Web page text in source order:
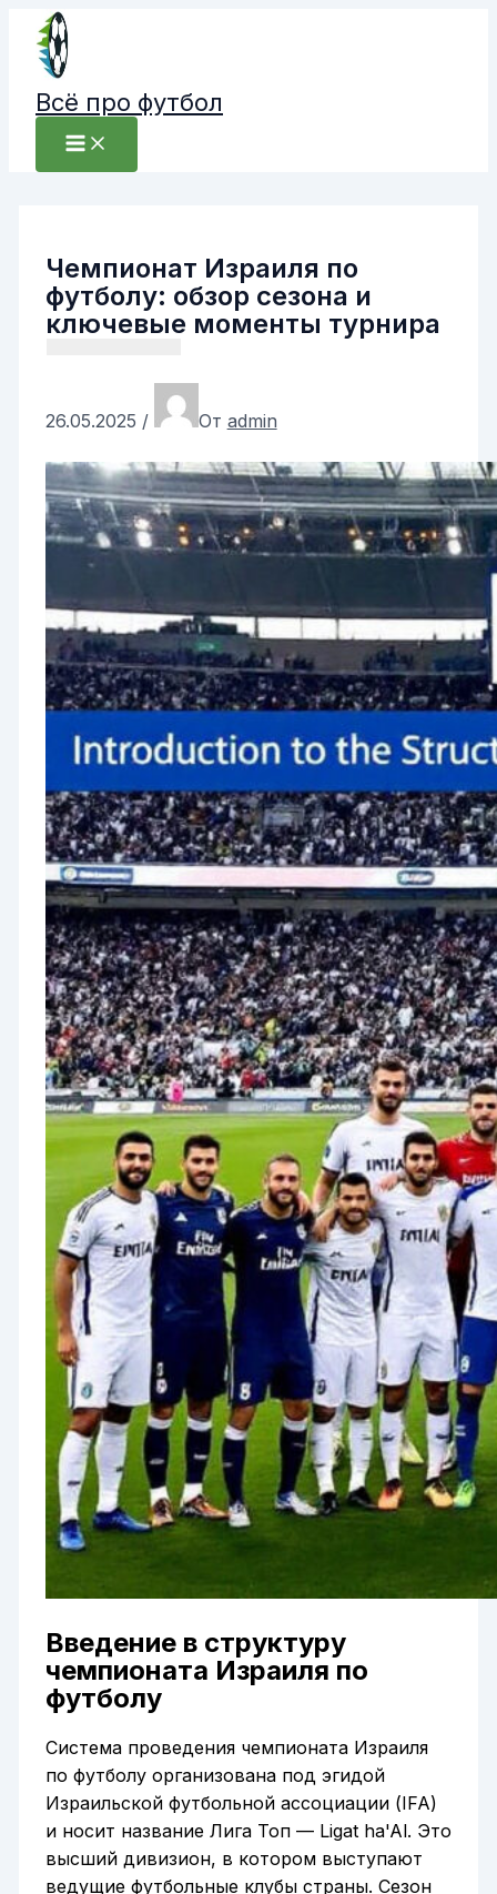
Перейти
содержимому
Всё про футбол
Чемпионат Израиля по
футболу: обзор сезона и
ключевые моменты турнира
26.05.2025 / От admin
Введение в структуру
чемпионата Израиля по
футболу
Система проведения чемпионата Израиля
по футболу организована под эгидой
Израильской футбольной ассоциации (IFA)
и носит название Лига Топ — Ligat ha'Al. Это
высший дивизион, в котором выступают
ведущие футбольные клубы страны. Сезон